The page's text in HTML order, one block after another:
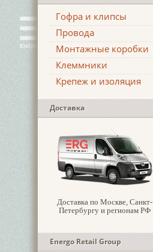
Гофра и клипсы
Провода
Монтажные коробки
Клеммники
Крепеж и изоляция
Доставка
Доставка по Москве, Санкт-
Петербургу и регионам РФ
Energo Retail Group